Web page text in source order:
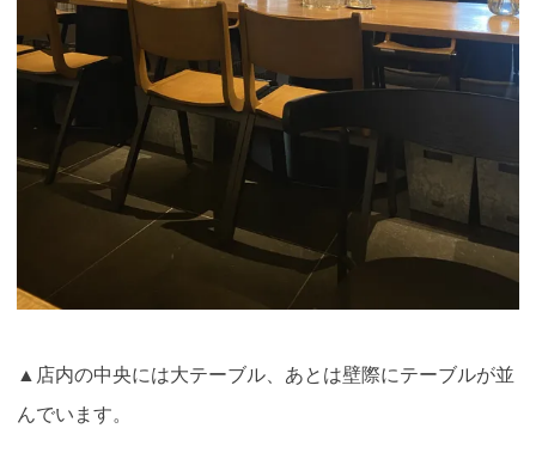
▲店内の中央には大テーブル、あとは壁際にテーブルが並
んでいます。